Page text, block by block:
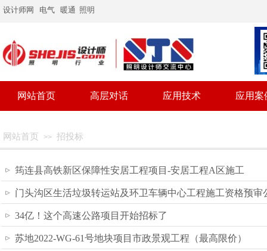
设计师网 电气 暖通 照明
网站首页 高层对话 应用技术 应用案
网站首页 >> 招投标
筠连县高铁新区保障性安居工程项目-安居工程A区施工
门头沟区生活垃圾转运站及环卫车辆中心工程施工资格预审
34亿！这个高速公路项目开始招标了
苏地2022-WG-61号地块项目市政景观工程（最高限价）